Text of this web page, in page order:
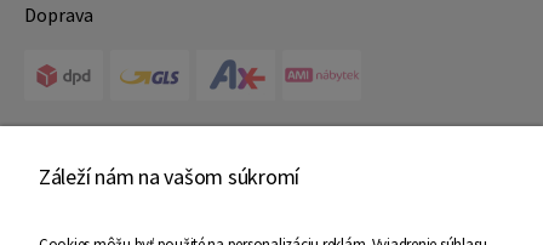
Doprava
Záleží nám na vašom súkromí